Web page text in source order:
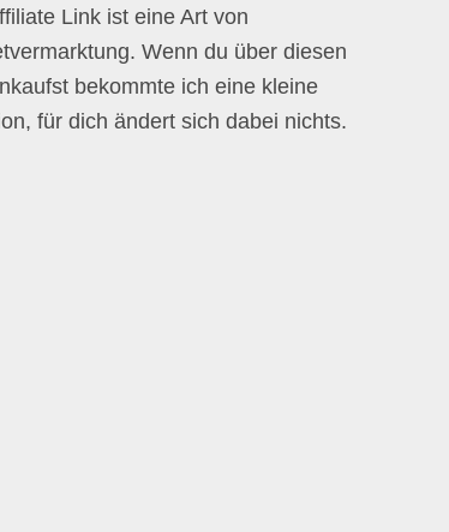
Link ist eine Art von
Wenn du über diesen
bekommte ich eine kleine
für dich ändert sich dabei nichts.